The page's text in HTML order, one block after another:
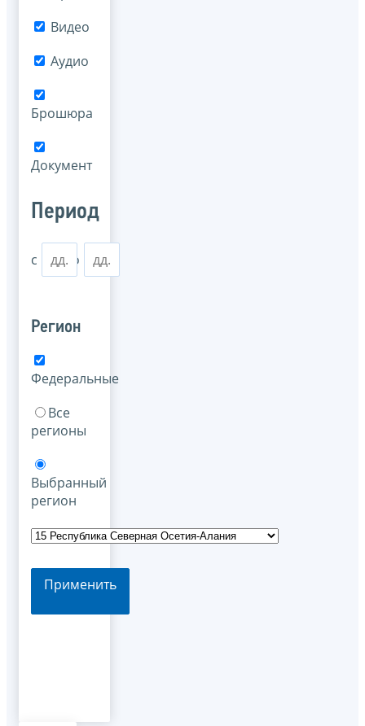
Видео
Аудио
Брошюра
Документ
Период
с по
Регион
Федеральные
Все
регионы
Выбранный
регион
Применить